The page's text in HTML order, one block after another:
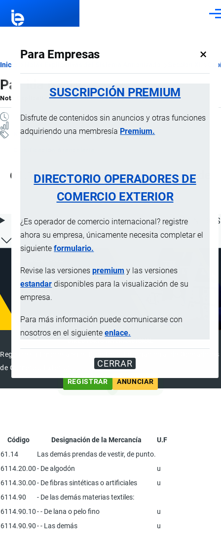
Para Empresas ×
SUSCRIPCIÓN PREMIUM
Disfrute de contenidos sin anuncios y otras funciones
adquiriendo una membresía Premium.
DIRECTORIO OPERADORES DE
COMERCIO EXTERIOR
¿Es operador de comercio internacional? registre
ahora su empresa, únicamente necesita completar el
siguienteformulario.
Revise las versionespremium y las versiones
estandar disponibles para la visualización de su
empresa.
Para más información puede comunicarse con
nosotros en el siguienteenlace.
CERRAR
Ruta
de
navegación
Inicio
Partida 61.14
Nota ExplicativaporImportaciones …, 20 Julio, 2024
1 MINUTO
Notas Explicativas
61.14 Las demás prendas de vestir, de
punto
ÍNDICE DE CONTENIDOS
Registre su Empresa en el Directorio Internacional de Operadores
de Comercio Exterior
REGISTRAR
ANUNCIAR
Código Designación de la Mercancía
U.F
61.14
Las demás prendas de vestir, de punto.
6114.20.00- De algodón
u
6114.30.00- De fibras sintéticas o artificiales
u
6114.90
- De las demás materias textiles:
6114.90.10- - De lana o pelo fino
u
6114.90.90- - Las demás u